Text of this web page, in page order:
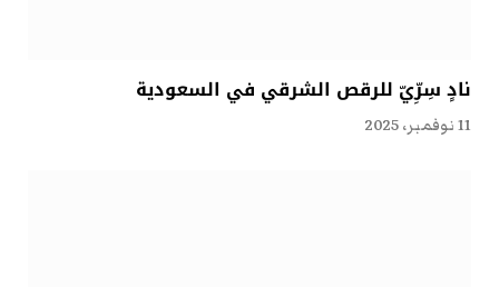
نادٍ سِرِّيّ للرقص الشرقي في السعودية
11 نوفمبر، 2025